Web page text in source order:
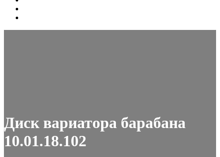
Диск вариатора барабана
10.01.18.102